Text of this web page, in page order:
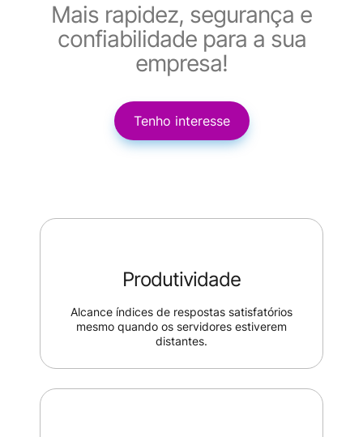
Mais rapidez, segurança e
confiabilidade para a sua
empresa!
Tenho interesse
Produtividade
Alcance índices de respostas satisfatórios
mesmo quando os servidores estiverem
distantes.